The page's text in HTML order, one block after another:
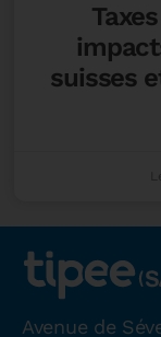
suisses
Avenue de